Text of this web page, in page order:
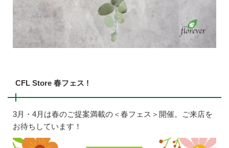
CFL Store 春フェス !
3月・4月は春のご提案満載の＜春フェス＞開催。ご来店を
お待ちしています！